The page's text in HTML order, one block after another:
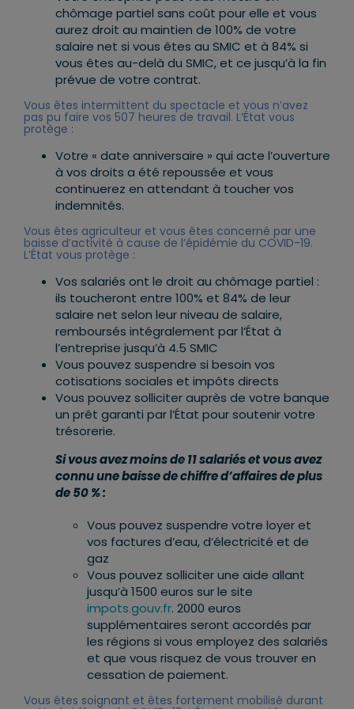
chômage partiel sans coût pour elle et vous
aurez droit au maintien de 100% de votre
salaire net si vous êtes au SMIC et à 84% si
vous êtes au-delà du SMIC, et ce jusqu’à la fin
prévue de votre contrat.
Vous êtes intermittent du spectacle et vous n’avez
pas pu faire vos 507 heures de travail. L’État vous
protège :
Votre « date anniversaire » qui acte l’ouverture
à vos droits a été repoussée et vous
continuerez en attendant à toucher vos
indemnités.
Vous êtes agriculteur et vous êtes concerné par une
baisse d’activité à cause de l’épidémie du COVID-19.
L’État vous protège :
Vos salariés ont le droit au chômage partiel :
ils toucheront entre 100% et 84% de leur
salaire net selon leur niveau de salaire,
remboursés intégralement par l’État à
l’entreprise jusqu’à 4.5 SMIC
Vous pouvez suspendre si besoin vos
cotisations sociales et impôts directs
Vous pouvez solliciter auprès de votre banque
un prêt garanti par l’État pour soutenir votre
trésorerie.
Si vous avez moins de 11 salariés et vous avez
connu une baisse de chiffre d’affaires de plus
de 50 % :
Vous pouvez suspendre votre loyer et
vos factures d’eau, d’électricité et de
gaz
Vous pouvez solliciter une aide allant
jusqu’à 1500 euros sur le site
impots.gouv.fr. 2000 euros
supplémentaires seront accordés par
les régions si vous employez des salariés
et que vous risquez de vous trouver en
cessation de paiement.
Vous êtes soignant et êtes fortement mobilisé durant